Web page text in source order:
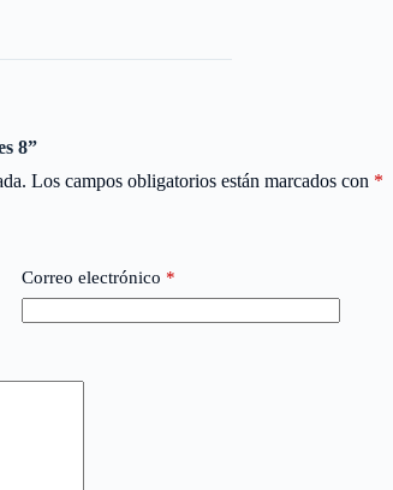
8”
Los campos obligatorios están marcados con *
Correo electrónico *